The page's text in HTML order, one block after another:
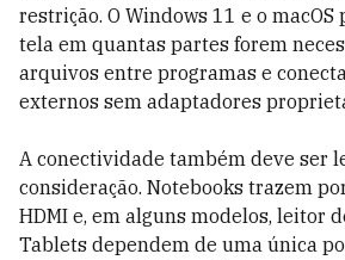
restrição. O Windows 11 e o
tela em quantas partes forem
arquivos entre programas e
externos sem adaptadores
A conectividade também deve ser
consideração. Notebooks trazem
HDMI e, em alguns modelos, leitor
Tablets dependem de uma única